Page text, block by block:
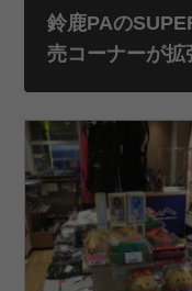
鈴鹿PAの
売コーナーが拡